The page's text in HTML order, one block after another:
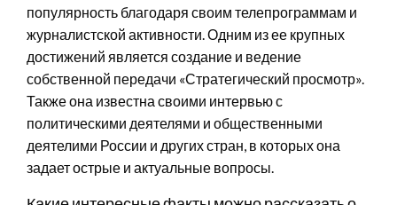
популярность благодаря своим телепрограммам и
журналистской активности. Одним из ее крупных
достижений является создание и ведение
собственной передачи «Стратегический просмотр».
Также она известна своими интервью с
политическими деятелями и общественными
деятелими России и других стран, в которых она
задает острые и актуальные вопросы.